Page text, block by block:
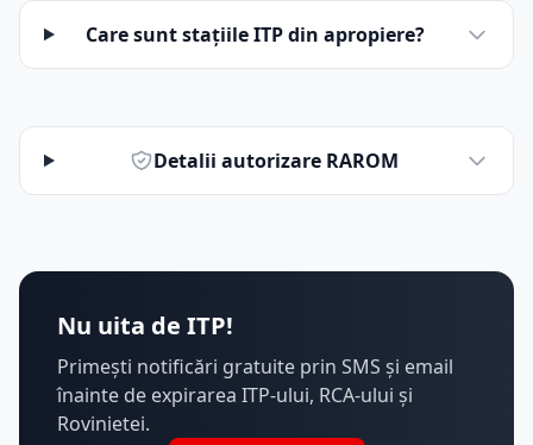
Care sunt stațiile ITP din apropiere?
Detalii autorizare RAROM
Nu uita de ITP!
Primești notificări gratuite prin SMS și email
înainte de expirarea ITP-ului, RCA-ului și
Rovinietei.